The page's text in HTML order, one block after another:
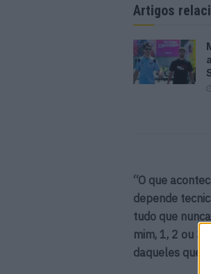
Artigos
“O que
depende
tudo que
mim, 1, 2 ou 3
daqueles que